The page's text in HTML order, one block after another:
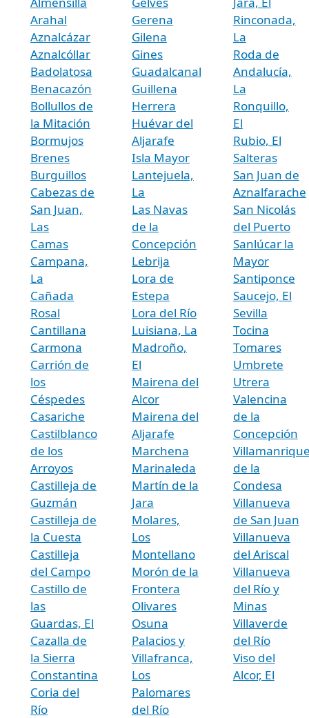
Arahal
Aznalcázar
Aznalcóllar
Badolatosa
Benacazón
Bollullos de
la Mitación
Bormujos
Brenes
Burguillos
Cabezas de
San Juan,
Las
Camas
Campana,
La
Cañada
Rosal
Cantillana
Carmona
Carrión de
los
Céspedes
Casariche
Castilblanco
de los
Arroyos
Castilleja de
Guzmán
Castilleja de
la Cuesta
Castilleja
del Campo
Castillo de
las
Guardas, El
Cazalla de
la Sierra
Constantina
Coria del
Río
Gerena
Gilena
Gines
Guadalcanal
Guillena
Herrera
Huévar del
Aljarafe
Isla Mayor
Lantejuela,
La
Las Navas
de la
Concepción
Lebrija
Lora de
Estepa
Lora del Río
Luisiana, La
Madroño,
El
Mairena del
Alcor
Mairena del
Aljarafe
Marchena
Marinaleda
Martín de la
Jara
Molares,
Los
Montellano
Morón de la
Frontera
Olivares
Osuna
Palacios y
Villafranca,
Los
Palomares
del Río
Rinconada,
La
Roda de
Andalucía,
La
Ronquillo,
El
Rubio, El
Salteras
San Juan de
Aznalfarache
San Nicolás
del Puerto
Sanlúcar la
Mayor
Santiponce
Saucejo, El
Sevilla
Tocina
Tomares
Umbrete
Utrera
Valencina
de la
Concepción
de la
Condesa
Villanueva
de San Juan
Villanueva
del Ariscal
Villanueva
del Río y
Minas
Villaverde
del Río
Viso del
Alcor, El